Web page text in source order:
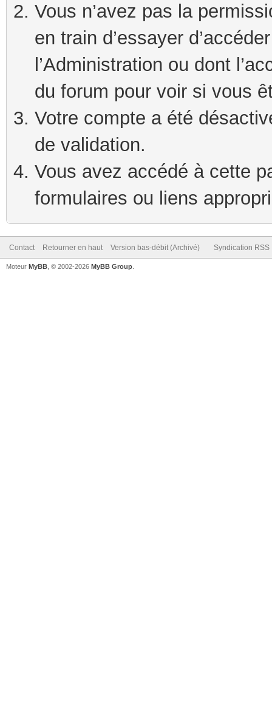
Vous n’avez pas la
en train d’essayer
l’Administration ou dont
du forum pour voir si vous
Votre compte a été
de validation.
Vous avez accédé à cette
formulaires ou liens
Contact Retourner en haut Version bas-débit (Archivé) Syndication RSS
Moteur MyBB , © 2002-2026 MyBB Group